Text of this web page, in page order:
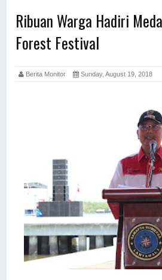
Ribuan Warga Hadiri
Forest Festival
Berita Monitor Sunday, August 19, 2018